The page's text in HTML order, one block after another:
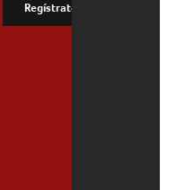
Regístrate